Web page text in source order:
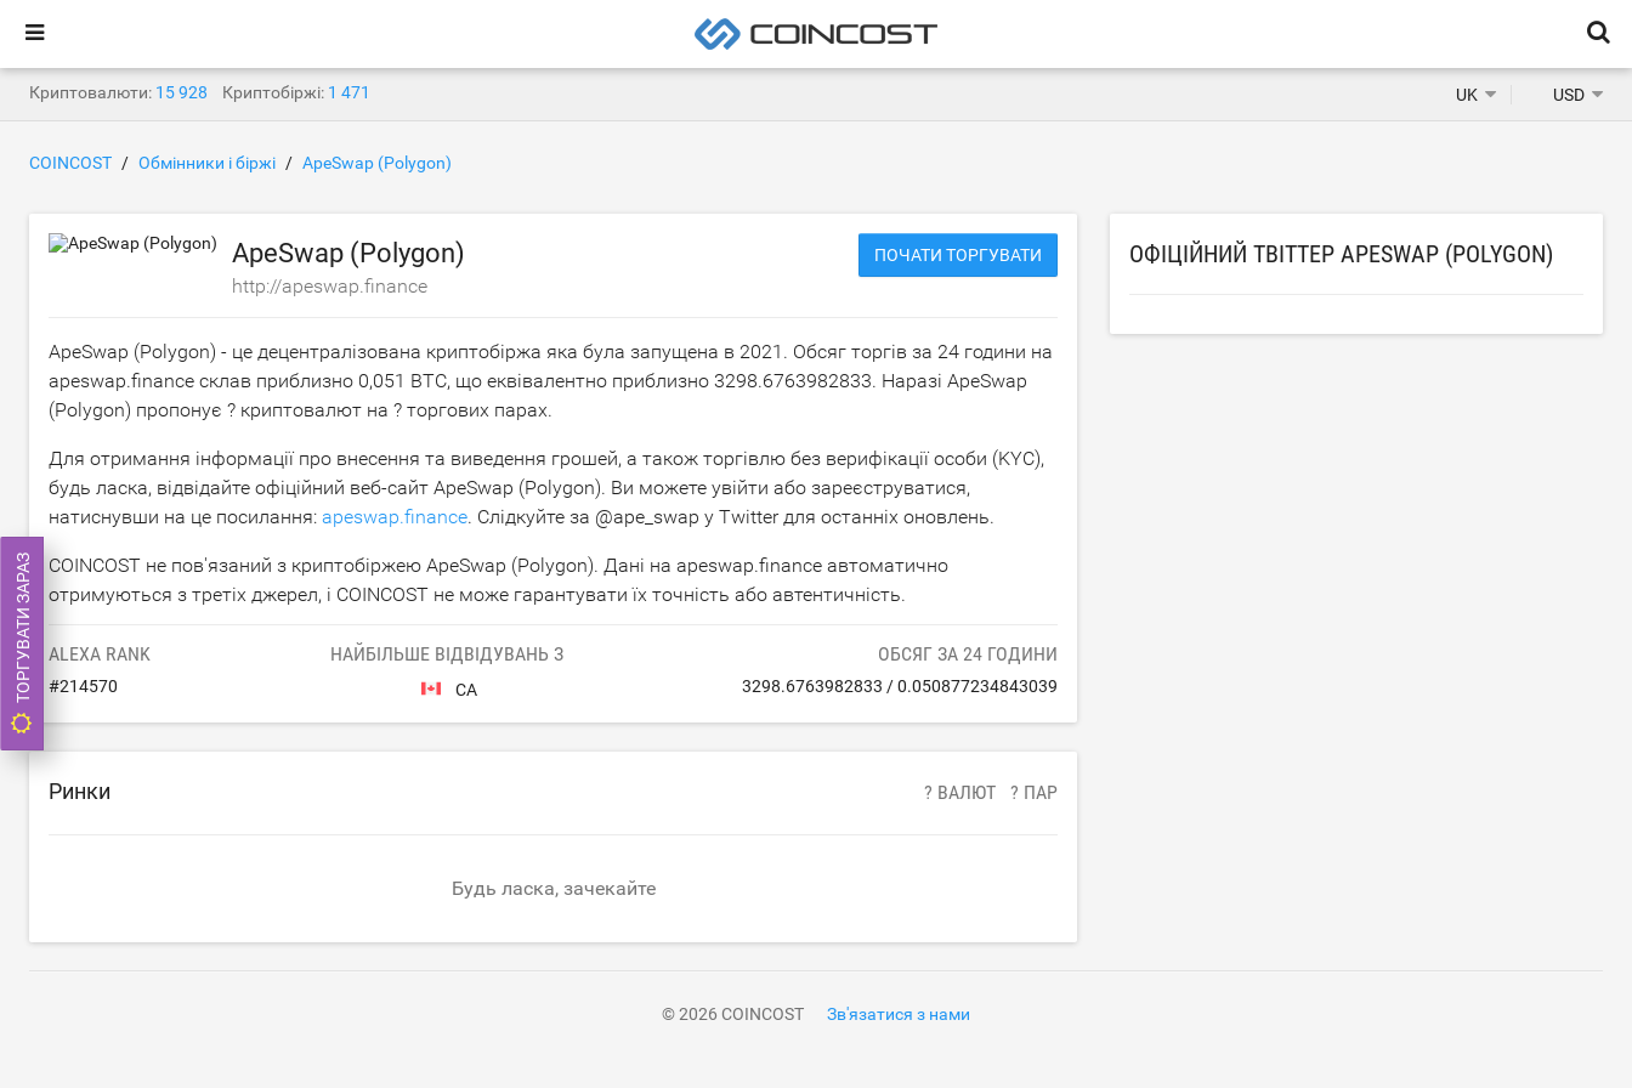
Криптовалюти: 15 928 Криптобіржі: 1 471 UK USD
COINCOST Обмінники і біржі ApeSwap (Polygon)
ApeSwap (Polygon)
http://apeswap.finance
ПОЧАТИ ТОРГУВАТИ
ApeSwap (Polygon) - це децентралізована криптобіржа яка була запущена в 2021. Обсяг торгів за 24 години на
apeswap.finance склав приблизно 0,051 BTC, що еквівалентно приблизно 3298.6763982833. Наразі ApeSwap
(Polygon) пропонує ? криптовалют на ? торгових парах.
Для отримання інформації про внесення та виведення грошей, а також торгівлю без верифікації особи (KYC),
будь ласка, відвідайте офіційний веб-сайт ApeSwap (Polygon). Ви можете увійти або зареєструватися,
натиснувши на це посилання: apeswap.finance. Слідкуйте за @ape_swap у Twitter для останніх оновлень.
COINCOST не пов'язаний з криптобіржею ApeSwap (Polygon). Дані на apeswap.finance автоматично
отримуються з третіх джерел, і COINCOST не може гарантувати їх точність або автентичність.
ALEXA RANK
#214570
НАЙБІЛЬШЕ ВІДВІДУВАНЬ З
CA
ОБСЯГ ЗА 24 ГОДИНИ
3298.6763982833 /0.050877234843039
Ринки ? ВАЛЮТ ? ПАР
Будь ласка, зачекайте
ОФІЦІЙНИЙ ТВІТТЕР APESWAP (POLYGON)
© 2026 COINCOST Зв'язатися з нами
ТОРГУВАТИ ЗАРАЗ